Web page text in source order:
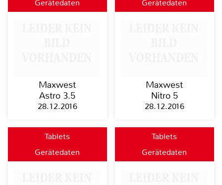
Gerätedaten
Maxwest
Astro 3.5
28.12.2016
Gerätedaten
Maxwest
Nitro 5
28.12.2016
Tablets
Gerätedaten
Tablets
Gerätedaten